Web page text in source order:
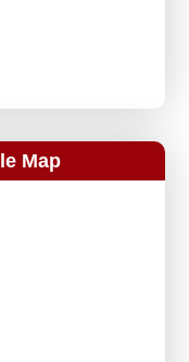
立宜蘭大學吳
影工作者協會
開學典禮暨
畢業生聯誼
Map